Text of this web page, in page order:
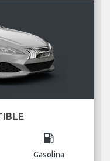
local_gas_station
Gasolina